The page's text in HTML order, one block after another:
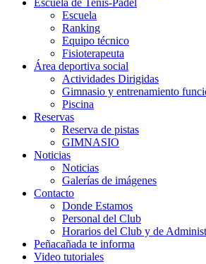
Escuela de Tenis-Pádel
Escuela
Ranking
Equipo técnico
Fisioterapeuta
Área deportiva social
Actividades Dirigidas
Gimnasio y entrenamiento
Piscina
Reservas
Reserva de pistas
GIMNASIO
Noticias
Noticias
Galerías de imágenes
Contacto
Donde Estamos
Personal del Club
Horarios del Club y de
Peñacañada te informa
Video tutoriales